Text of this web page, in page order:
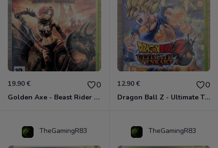
19.90 € 0
Golden Axe - Beast Rider Xbox 360
12.90 € 0
Dragon Ball Z - Ultimate Tenkaichi Xbox 360
TheGamingR83 TheGamingR83